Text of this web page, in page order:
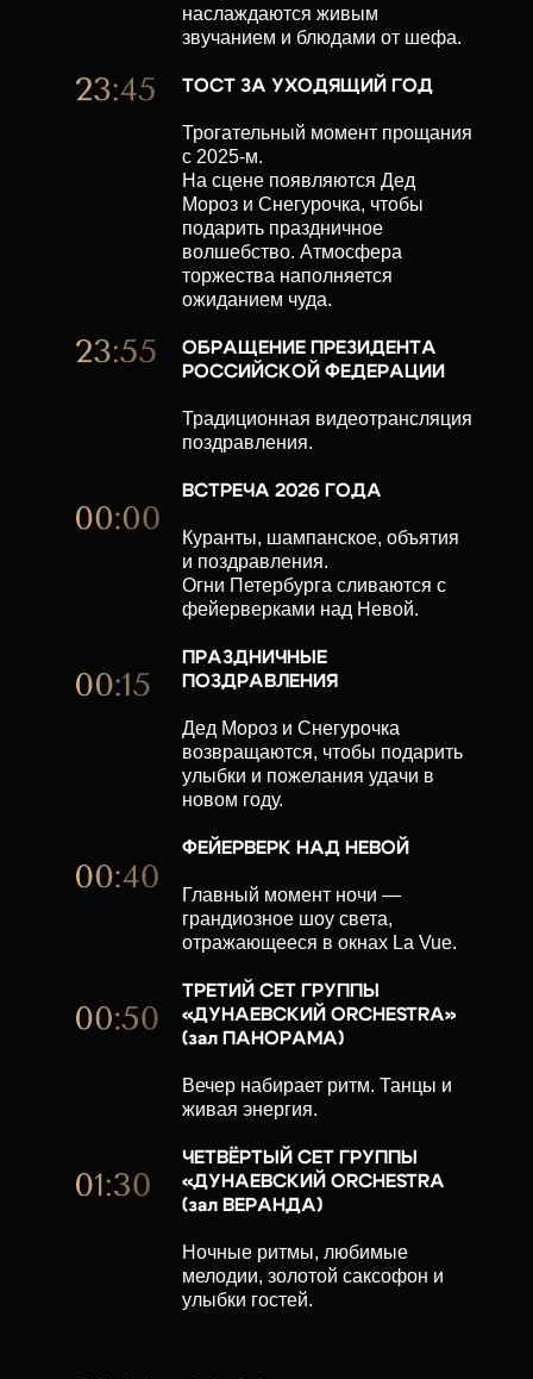
наслаждаются живым
звучанием и блюдами от шефа.
ТОСТ ЗА УХОДЯЩИЙ ГОД
Трогательный момент прощания
с 2025-м.
На сцене появляются Дед
Мороз и Снегурочка, чтобы
подарить праздничное
волшебство. Атмосфера
торжества наполняется
ожиданием чуда.
ОБРАЩЕНИЕ ПРЕЗИДЕНТА
РОССИЙСКОЙ ФЕДЕРАЦИИ
Традиционная видеотрансляция
поздравления.
ВСТРЕЧА 2026 ГОДА
Куранты, шампанское, объятия
и поздравления.
Огни Петербурга сливаются с
фейерверками над Невой.
ПРАЗДНИЧНЫЕ
ПОЗДРАВЛЕНИЯ
Дед Мороз и Снегурочка
возвращаются, чтобы подарить
улыбки и пожелания удачи в
новом году.
ФЕЙЕРВЕРК НАД НЕВОЙ
Главный момент ночи —
грандиозное шоу света,
отражающееся в окнах La Vue.
ТРЕТИЙ СЕТ ГРУППЫ
«ДУНАЕВСКИЙ ORCHESTRA»
(зал ПАНОРАМА)
Вечер набирает ритм. Танцы и
живая энергия.
ЧЕТВЁРТЫЙ СЕТ ГРУППЫ
«ДУНАЕВСКИЙ ORCHESTRA
(зал ВЕРАНДА)
Ночные ритмы, любимые
мелодии, золотой саксофон и
улыбки гостей.